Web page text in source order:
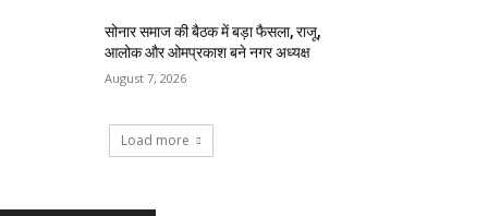
सोनार समाज की बैठक में बड़ा फैसला, राजू,
आलोक और ओमप्रकाश बने नगर अध्यक्ष
August 7, 2026
Load more